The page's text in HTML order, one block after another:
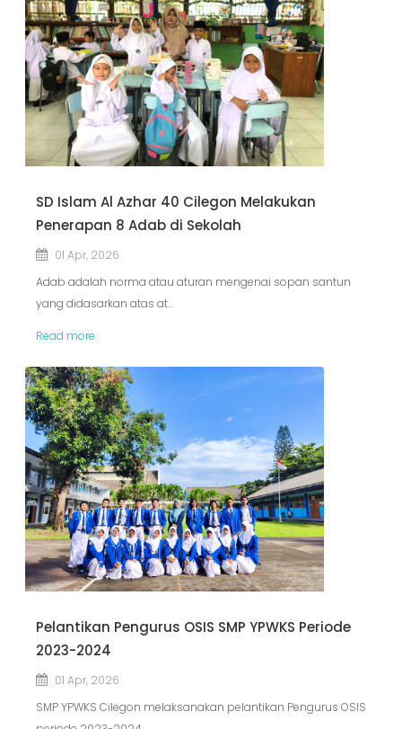
SD Islam Al Azhar 40 Cilegon Melakukan
Penerapan 8 Adab di Sekolah
01 Apr, 2026
Adab adalah norma atau aturan mengenai sopan santun
yang didasarkan atas at...
Read more.
Pelantikan Pengurus OSIS SMP YPWKS Periode
2023-2024
01 Apr, 2026
SMP YPWKS Cilegon melaksanakan pelantikan Pengurus OSIS